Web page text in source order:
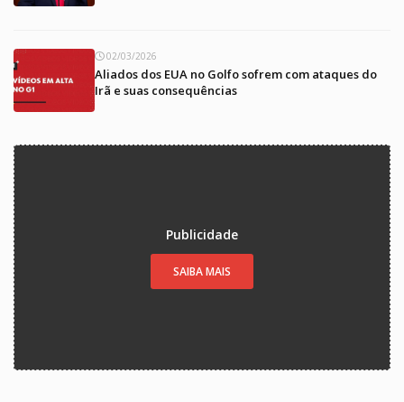
02/03/2026
Aliados dos EUA no Golfo sofrem com ataques do
Irã e suas consequências
Publicidade
SAIBA MAIS